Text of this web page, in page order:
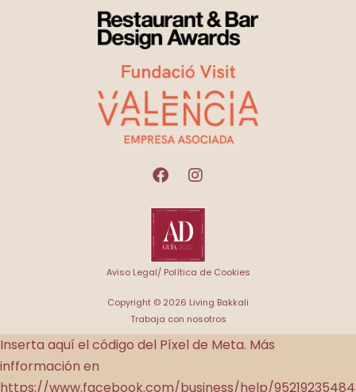
Aviso Legal/ Política de Cookies
Copyright © 2026 Living Bakkali
Trabaja con nosotros
Inserta aquí el código del Píxel de Meta. Más
infformación en
https://www.facebook.com/business/help/